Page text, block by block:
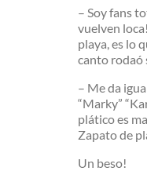
– Soy fans
vuelven
playa, es lo
canto rodaó
– Me da
“Marky”
plático es
Zapato de
Un beso!